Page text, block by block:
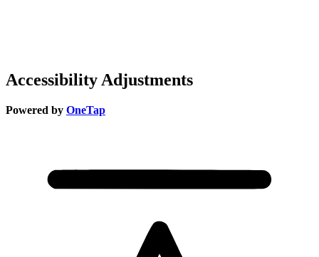
Accessibility Adjustments
Powered by OneTap